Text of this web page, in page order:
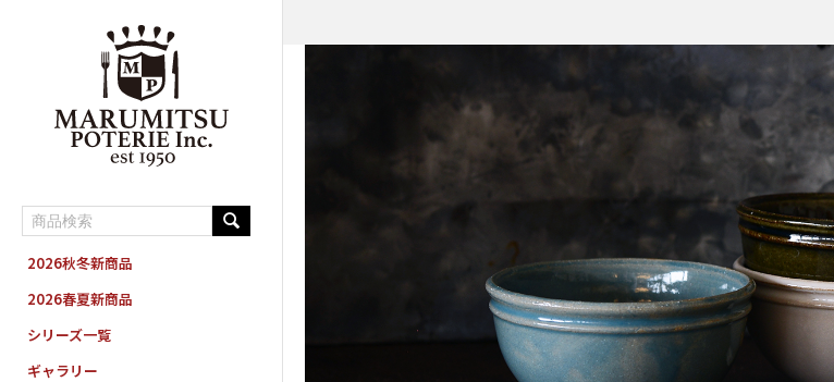
MARUMITSU POTERIE ORDER SYSTEM
2026秋冬新商品
2026春夏新商品
シリーズ一覧
ギャラリー